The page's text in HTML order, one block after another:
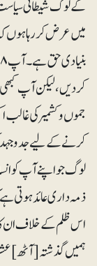
کے لوگ شیطانی
میں عرض کر رہا ہوں
کر دیں، لیکن آپ کبھی
جموں وکشمیر کی
لوگ جو اپنے آپ کو
ذمہ داری عائد ہوتی
اس ظلم کے خلاف ان کا
ہمیں گذشتہ [آٹھ]